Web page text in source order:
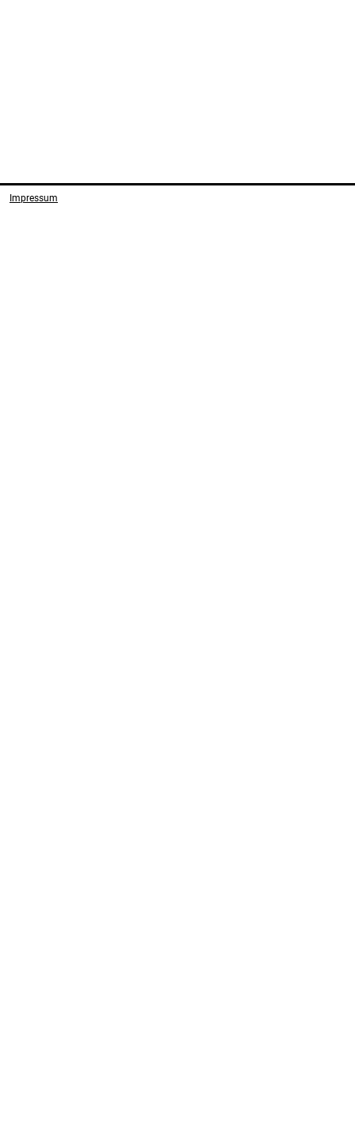
Impressum